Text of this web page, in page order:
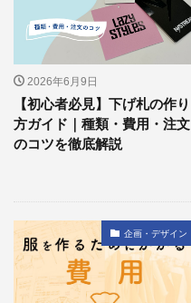
2026年6月9日
【初心者必見】下げ札の作り
方ガイド｜種類・費用・注文
のコツを徹底解説
企画・デザイン